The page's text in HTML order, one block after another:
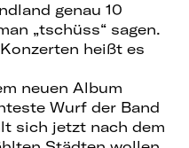
genau 10
„tschüss“ sagen.
heißt es
neuen Album
Wurf der Band
sich jetzt nach dem